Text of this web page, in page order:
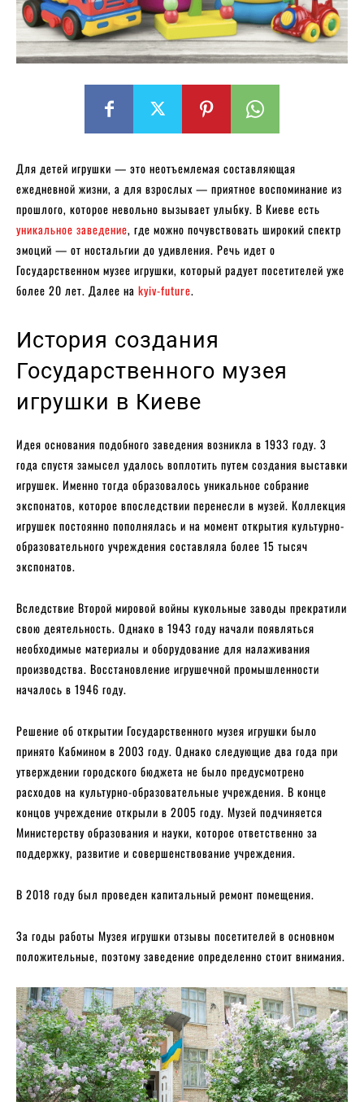
Для детей игрушки — это неотъемлемая составляющая
ежедневной жизни, а для взрослых — приятное воспоминание из
прошлого, которое невольно вызывает улыбку. В Киеве есть
уникальное заведение, где можно почувствовать широкий спектр
эмоций — от ностальгии до удивления. Речь идет о
Государственном музее игрушки, который радует посетителей уже
более 20 лет. Далее на kyiv-future.
История создания
Государственного музея
игрушки в Киеве
Идея основания подобного заведения возникла в 1933 году. 3
года спустя замысел удалось воплотить путем создания выставки
игрушек. Именно тогда образовалось уникальное собрание
экспонатов, которое впоследствии перенесли в музей. Коллекция
игрушек постоянно пополнялась и на момент открытия культурно-
образовательного учреждения составляла более 15 тысяч
экспонатов.
Вследствие Второй мировой войны кукольные заводы прекратили
свою деятельность. Однако в 1943 году начали появляться
необходимые материалы и оборудование для налаживания
производства. Восстановление игрушечной промышленности
началось в 1946 году.
Решение об открытии Государственного музея игрушки было
принято Кабмином в 2003 году. Однако следующие два года при
утверждении городского бюджета не было предусмотрено
расходов на культурно-образовательные учреждения. В конце
концов учреждение открыли в 2005 году. Музей подчиняется
Министерству образования и науки, которое ответственно за
поддержку, развитие и совершенствование учреждения.
В 2018 году был проведен капитальный ремонт помещения.
За годы работы Музея игрушки отзывы посетителей в основном
положительные, поэтому заведение определенно стоит внимания.